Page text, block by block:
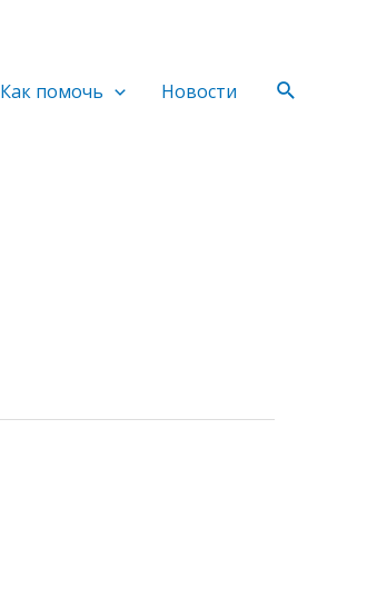
Как помочь Новости Поиск